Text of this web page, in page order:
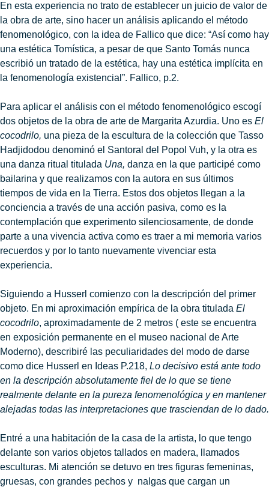
En esta experiencia no trato de establecer un juicio de valor de
la obra de arte, sino hacer un análisis aplicando el método
fenomenológico, con la idea de Fallico que dice: “Así como hay
una estética Tomística, a pesar de que Santo Tomás nunca
escribió un tratado de la estética, hay una estética implícita en
la fenomenología existencial”. Fallico, p.2.
Para aplicar el análisis con el método fenomenológico escogí
dos objetos de la obra de arte de Margarita Azurdia. Uno es El
cocodrilo, una pieza de la escultura de la colección que Tasso
Hadjidodou denominó el Santoral del Popol Vuh, y la otra es
una danza ritual titulada Una, danza en la que participé como
bailarina y que realizamos con la autora en sus últimos
tiempos de vida en la Tierra. Estos dos objetos llegan a la
conciencia a través de una acción pasiva, como es la
contemplación que experimento silenciosamente, de donde
parte a una vivencia activa como es traer a mi memoria varios
recuerdos y por lo tanto nuevamente vivenciar esta
experiencia.
Siguiendo a Husserl comienzo con la descripción del primer
objeto. En mi aproximación empírica de la obra titulada El
cocodrilo, aproximadamente de 2 metros ( este se encuentra
en exposición permanente en el museo nacional de Arte
Moderno), describiré las peculiaridades del modo de darse
como dice Husserl en Ideas P.218, Lo decisivo está ante todo
en la descripción absolutamente fiel de lo que se tiene
realmente delante en la pureza fenomenológica y en mantener
alejadas todas las interpretaciones que trasciendan de lo dado.
Entré a una habitación de la casa de la artista, lo que tengo
delante son varios objetos tallados en madera, llamados
esculturas. Mi atención se detuvo en tres figuras femeninas,
gruesas, con grandes pechos y nalgas que cargan un